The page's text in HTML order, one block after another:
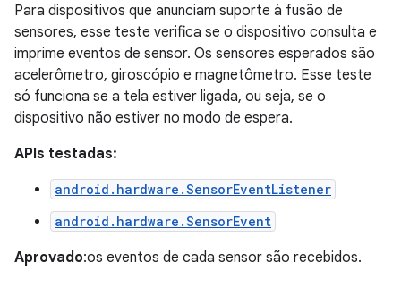
Para dispositivos que anunciam suporte à fusão de
sensores, esse teste verifica se o dispositivo consulta e
imprime eventos de sensor. Os sensores esperados são
acelerômetro, giroscópio e magnetômetro. Esse teste
só funciona se a tela estiver ligada, ou seja, se o
dispositivo não estiver no modo de espera.
APIs testadas:
android.hardware.SensorEventListener
android.hardware.SensorEvent
Aprovado:os eventos de cada sensor são recebidos.